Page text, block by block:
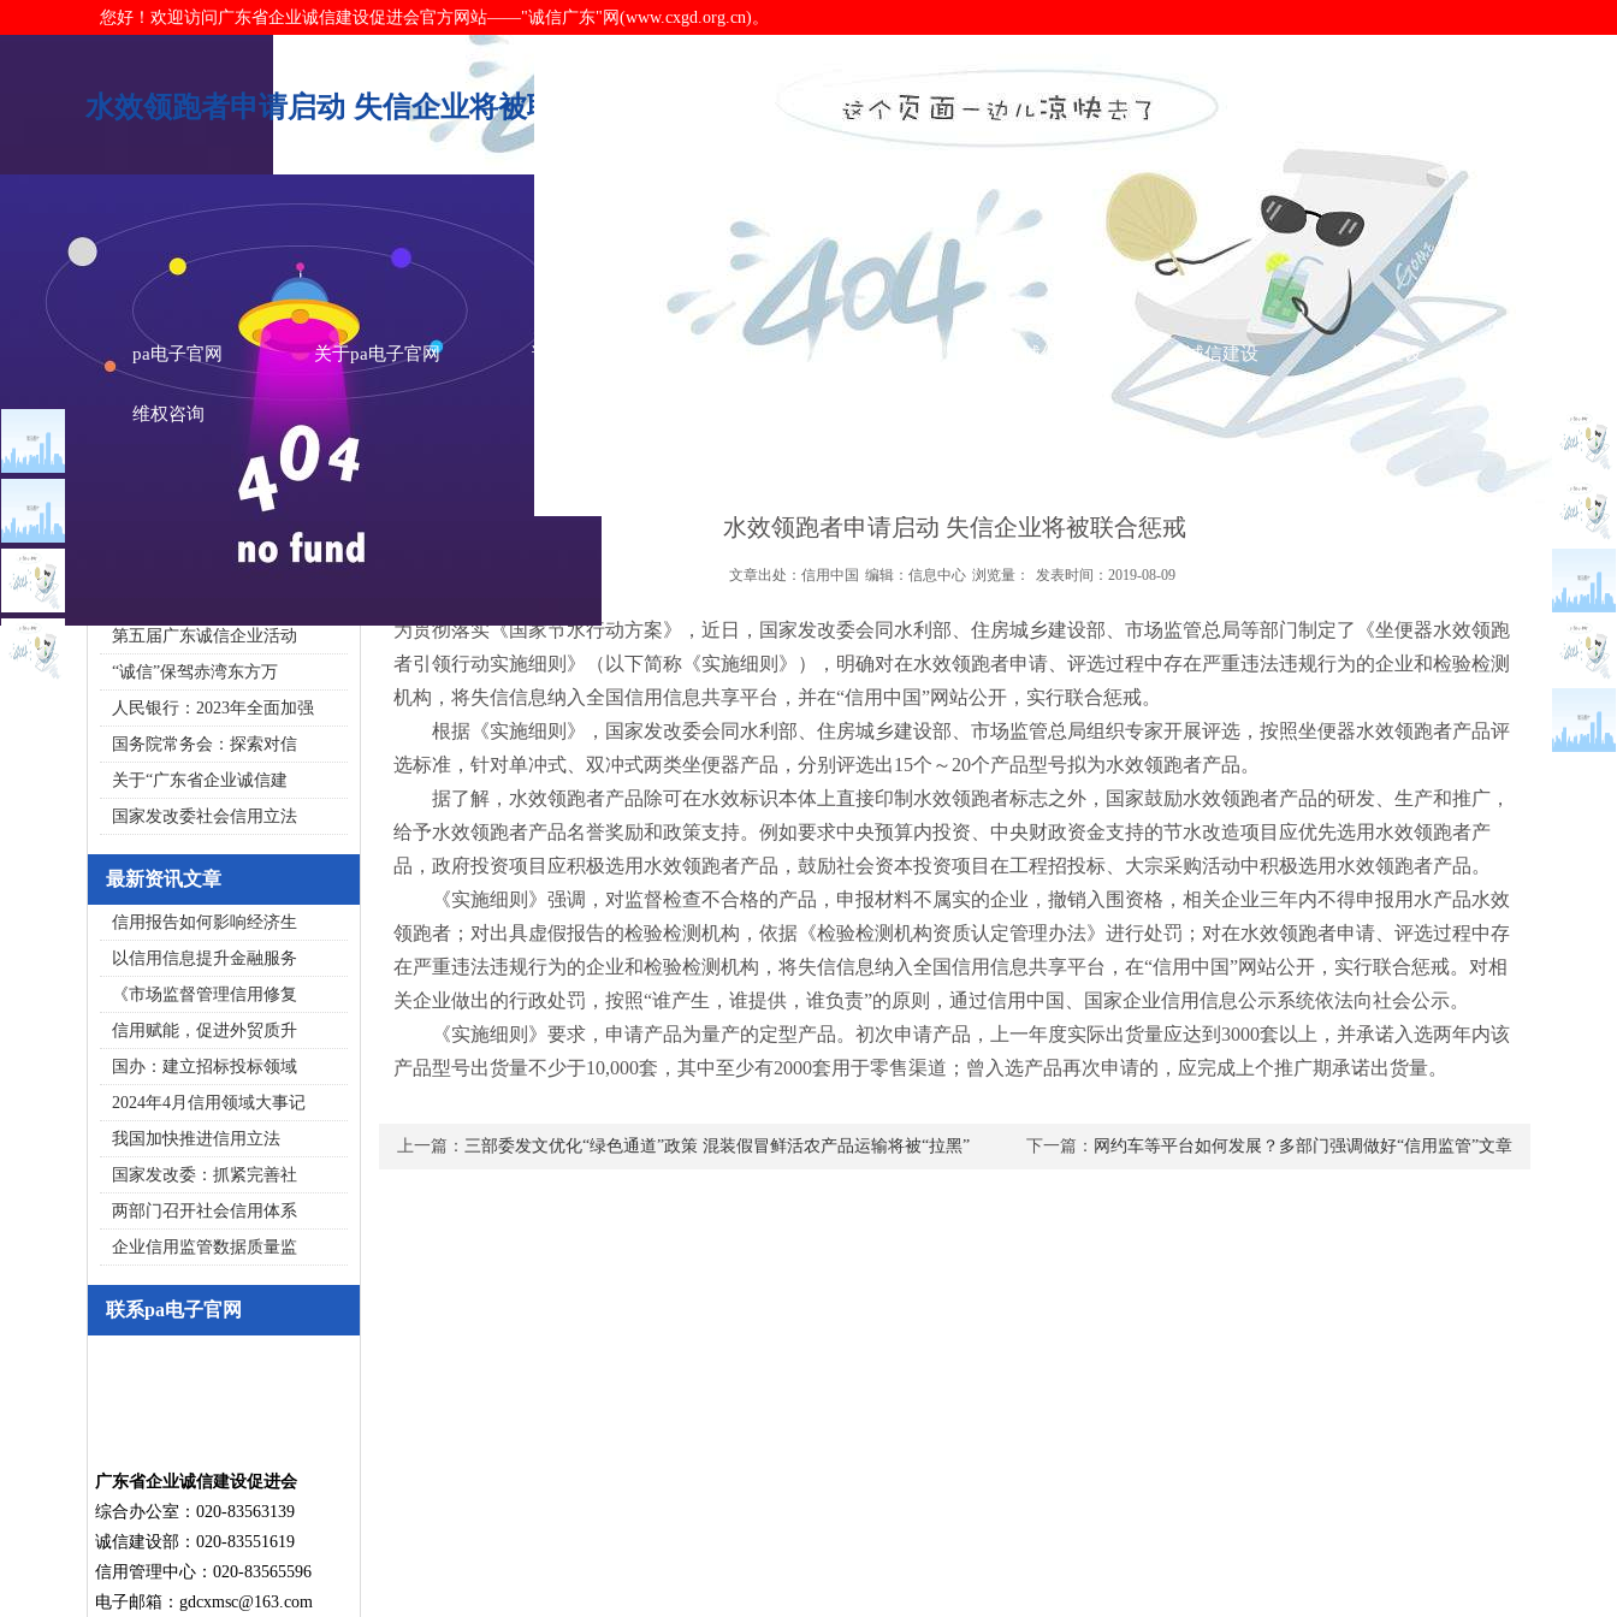
您好！欢迎访问广东省企业诚信建设促进会官方网站——"诚信广东"网(www.cxgd.org.cn)。
水效领跑者申请启动 失信企业将被联合惩戒-pa电子官网
pa电子官网 关于pa电子官网 诚信广东 诚信认证 诚信建设 信用建设
维权咨询
广州市发展改革委关于做
重大突发公共卫生事件一
2020广东省守合同重信用企
第五届广东诚信企业活动
“诚信”保驾赤湾东方万
人民银行：2023年全面加强
国务院常务会：探索对信
关于“广东省企业诚信建
国家发改委社会信用立法
最新资讯文章
信用报告如何影响经济生
以信用信息提升金融服务
《市场监督管理信用修复
信用赋能，促进外贸质升
国办：建立招标投标领域
2024年4月信用领域大事记
我国加快推进信用立法
国家发改委：抓紧完善社
两部门召开社会信用体系
企业信用监管数据质量监
联系pa电子官网
广东省企业诚信建设促进会
综合办公室：020-83563139
诚信建设部：020-83551619
信用管理中心：020-83565596
电子邮箱： gdcxmsc@163.com
您的位置： >诚信新闻 诚信新闻
水效领跑者申请启动 失信企业将被联合惩戒
文章出处：信用中国 编辑：信息中心 浏览量： 发表时间：2019-08-09
为贯彻落实《国家节水行动方案》，近日，国家发改委会同水利部、住房城乡建设部、市场监管总局等部门制定了《坐便器水效领跑
者引领行动实施细则》（以下简称《实施细则》），明确对在水效领跑者申请、评选过程中存在严重违法违规行为的企业和检验检测
机构，将失信信息纳入全国信用信息共享平台，并在“信用中国”网站公开，实行联合惩戒。
根据《实施细则》，国家发改委会同水利部、住房城乡建设部、市场监管总局组织专家开展评选，按照坐便器水效领跑者产品评
选标准，针对单冲式、双冲式两类坐便器产品，分别评选出15个～20个产品型号拟为水效领跑者产品。
据了解，水效领跑者产品除可在水效标识本体上直接印制水效领跑者标志之外，国家鼓励水效领跑者产品的研发、生产和推广，
给予水效领跑者产品名誉奖励和政策支持。例如要求中央预算内投资、中央财政资金支持的节水改造项目应优先选用水效领跑者产
品，政府投资项目应积极选用水效领跑者产品，鼓励社会资本投资项目在工程招投标、大宗采购活动中积极选用水效领跑者产品。
《实施细则》强调，对监督检查不合格的产品，申报材料不属实的企业，撤销入围资格，相关企业三年内不得申报用水产品水效
领跑者；对出具虚假报告的检验检测机构，依据《检验检测机构资质认定管理办法》进行处罚；对在水效领跑者申请、评选过程中存
在严重违法违规行为的企业和检验检测机构，将失信信息纳入全国信用信息共享平台，在“信用中国”网站公开，实行联合惩戒。对相
关企业做出的行政处罚，按照“谁产生，谁提供，谁负责”的原则，通过信用中国、国家企业信用信息公示系统依法向社会公示。
《实施细则》要求，申请产品为量产的定型产品。初次申请产品，上一年度实际出货量应达到3000套以上，并承诺入选两年内该
产品型号出货量不少于10,000套，其中至少有2000套用于零售渠道；曾入选产品再次申请的，应完成上个推广期承诺出货量。
下一篇： 网约车等平台如何发展？多部门强调做好“信用监管”文章
上一篇： 三部委发文优化“绿色通道”政策 混装假冒鲜活农产品运输将被“拉黑”